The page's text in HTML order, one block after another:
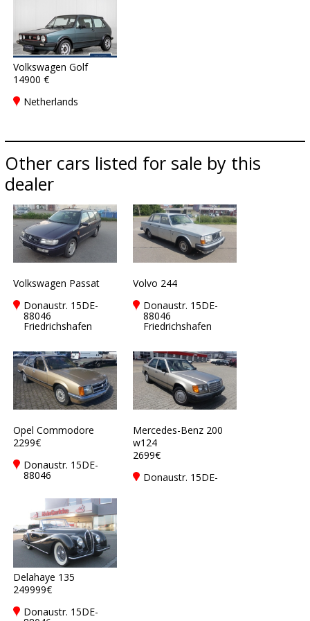
Volkswagen Golf
14900 €
Netherlands
Other cars listed for sale by this
dealer
Volkswagen Passat
Donaustr. 15DE-
88046
Friedrichshafen
Volvo 244
Donaustr. 15DE-
88046
Friedrichshafen
Opel Commodore
2299€
Donaustr. 15DE-
88046
Mercedes-Benz 200
w124
2699€
Donaustr. 15DE-
Delahaye 135
249999€
Donaustr. 15DE-